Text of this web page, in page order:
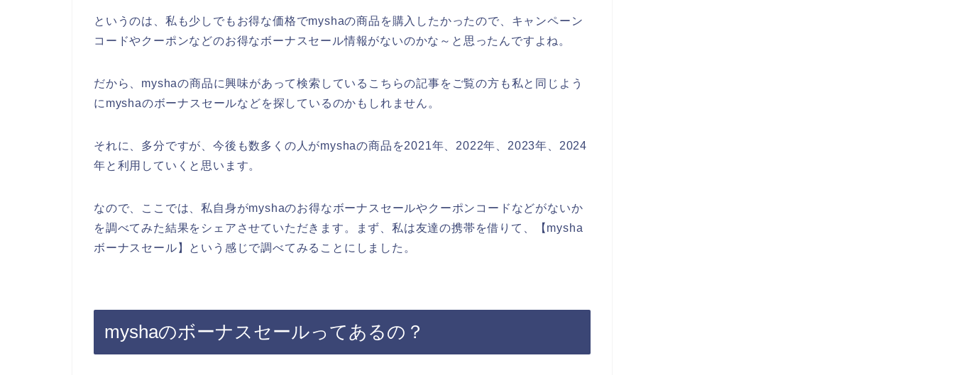
というのは、私も少しでもお得な価格でmyshaの商品を購入したかったので、キャンペーン
コードやクーポンなどのお得なボーナスセール情報がないのかな～と思ったんですよね。
だから、myshaの商品に興味があって検索しているこちらの記事をご覧の方も私と同じよう
にmyshaのボーナスセールなどを探しているのかもしれません。
それに、多分ですが、今後も数多くの人がmyshaの商品を2021年、2022年、2023年、2024
年と利用していくと思います。
なので、ここでは、私自身がmyshaのお得なボーナスセールやクーポンコードなどがないか
を調べてみた結果をシェアさせていただきます。まず、私は友達の携帯を借りて、【mysha
ボーナスセール】という感じで調べてみることにしました。
myshaのボーナスセールってあるの？